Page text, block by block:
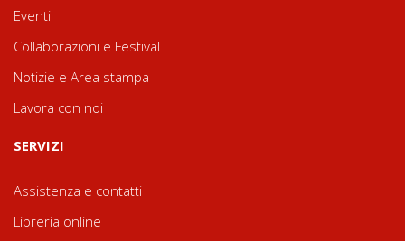
Eventi
Collaborazioni e Festival
Notizie e Area stampa
Lavora con noi
SERVIZI
Assistenza e contatti
Libreria online